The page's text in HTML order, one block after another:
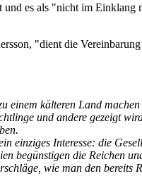
es als "nicht im
"dient die
einem kälteren Land
und andere gezeigt
einziges Interesse: die
begünstigen die Reichen
wie man den bereits